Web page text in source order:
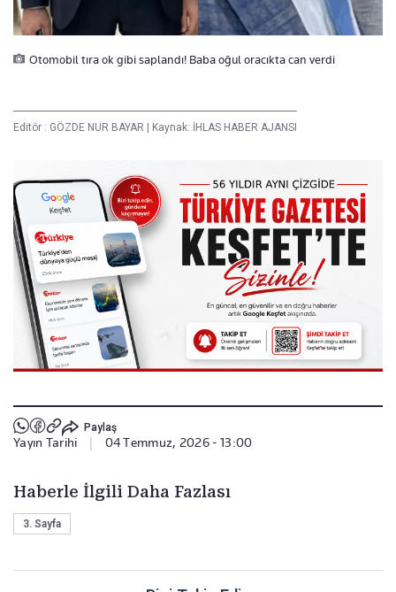
Otomobil tıra ok gibi saplandı! Baba oğul oracıkta can verdi
Editör : GÖZDE NUR BAYAR | Kaynak: İHLAS HABER AJANSI
Paylaş
Yayın Tarihi 04 Temmuz, 2026 - 13:00
Haberle İlgili Daha Fazlası
3. Sayfa